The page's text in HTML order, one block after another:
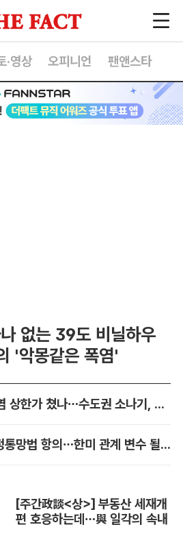
·영상 오피니언 팬앤스타
없는 39도 비닐하우
'악몽같은 폭염'
[오늘의 날씨] 극한 폭염 상한가 쳤나…수도권 소나기, 동해안에 폭우
쿠팡 두둔 美 의원들, 정통망법 항의…한미 관계 변수 될까
[주간政談<상>] 부동산 세재개
편 호응하는데…與 일각의 속내